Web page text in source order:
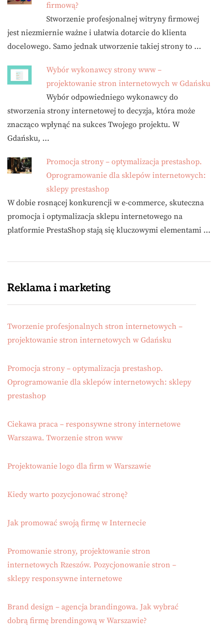
firmową?
Stworzenie profesjonalnej witryny firmowej
jest niezmiernie ważne i ułatwia dotarcie do klienta
docelowego. Samo jednak utworzenie takiej strony to …
Wybór wykonawcy strony www –
projektowanie stron internetowych w Gdańsku
Wybór odpowiedniego wykonawcy do
stworzenia strony internetowej to decyzja, która może
znacząco wpłynąć na sukces Twojego projektu. W
Gdańsku, …
Promocja strony – optymalizacja prestashop.
Oprogramowanie dla sklepów internetowych:
sklepy prestashop
W dobie rosnącej konkurencji w e-commerce, skuteczna
promocja i optymalizacja sklepu internetowego na
platformie PrestaShop stają się kluczowymi elementami …
Reklama i marketing
Tworzenie profesjonalnych stron internetowych –
projektowanie stron internetowych w Gdańsku
Promocja strony – optymalizacja prestashop.
Oprogramowanie dla sklepów internetowych: sklepy
prestashop
Ciekawa praca – responsywne strony internetowe
Warszawa. Tworzenie stron www
Projektowanie logo dla firm w Warszawie
Kiedy warto pozycjonować stronę?
Jak promować swoją firmę w Internecie
Promowanie strony, projektowanie stron
internetowych Rzeszów. Pozycjonowanie stron –
sklepy responsywne internetowe
Brand design – agencja brandingowa. Jak wybrać
dobrą firmę brendingową w Warszawie?